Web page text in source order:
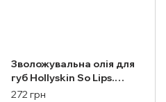
Зволожувальна олія для
губ Ноllyskin So Lips.
Peptide Lip Oil 002. Peach
272 грн